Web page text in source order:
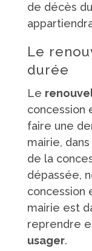
de décès
Le
durée
Le
concession
faire une
mairie,
de la
dépassée,
concession
mairie est
reprendre
usager.